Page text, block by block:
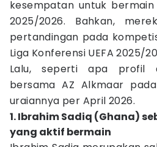
kesempatan untuk bermain
2025/2026. Bahkan,
pertandingan pada
Liga Konferensi UEFA 2025/
Lalu, seperti apa profil
bersama AZ Alkmaar
uraiannya per April 2026.
1. Ibrahim Sadiq (Ghana)
yang aktif bermain